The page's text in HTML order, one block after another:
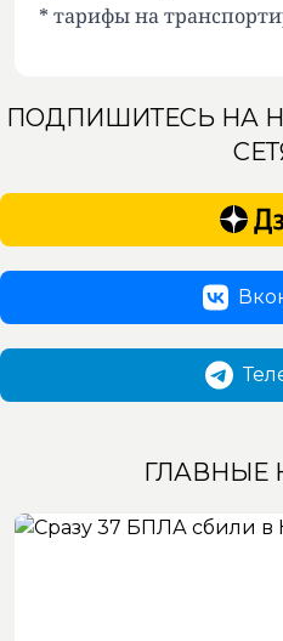
* тарифы на
ПОДПИШИТЕСЬ НА
ГЛАВНЫЕ